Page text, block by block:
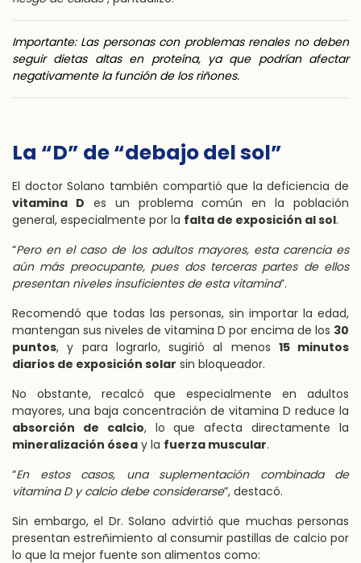
Importante: Las personas con problemas renales no deben
seguir dietas altas en proteína, ya que podrían afectar
negativamente la función de los riñones.
La “D” de “debajo del sol”
El doctor Solano también compartió que la deficiencia de
vitamina D es un problema común en la población
general, especialmente por la falta de exposición al sol.
“Pero en el caso de los adultos mayores, esta carencia es
aún más preocupante, pues dos terceras partes de ellos
presentan niveles insuficientes de esta vitamina”.
Recomendó que todas las personas, sin importar la edad,
mantengan sus niveles de vitamina D por encima de los 30
puntos, y para lograrlo, sugirió al menos 15 minutos
diarios de exposición solar sin bloqueador.
No obstante, recalcó que especialmente en adultos
mayores, una baja concentración de vitamina D reduce la
absorción de calcio, lo que afecta directamente la
mineralización ósea y la fuerza muscular.
“En estos casos, una suplementación combinada de
vitamina D y calcio debe considerarse”, destacó.
Sin embargo, el Dr. Solano advirtió que muchas personas
presentan estreñimiento al consumir pastillas de calcio por
lo que la mejor fuente son alimentos como: